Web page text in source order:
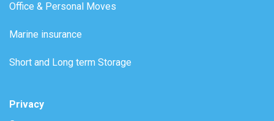
Office & Personal Moves
Marine insurance
Short and Long term Storage
Privacy